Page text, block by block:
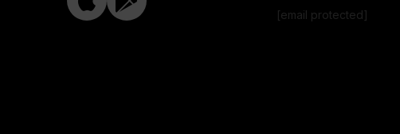
[email protected]